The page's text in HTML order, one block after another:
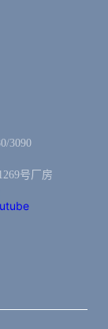
3090
号厂房